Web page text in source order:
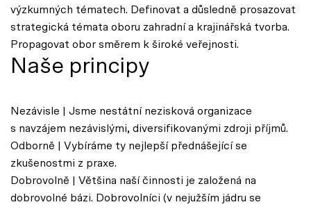
výzkumných tématech. Definovat a důsledně prosazovat
strategická témata oboru zahradní a krajinářská tvorba.
Propagovat obor směrem k široké veřejnosti.
Naše principy
Nezávisle | Jsme nestátní nezisková organizace
s navzájem nezávislými, diversifikovanými zdroji příjmů.
Odborně | Vybíráme ty nejlepší přednášející se
zkušenostmi z praxe.
Dobrovolně | Většina naší činnosti je založená na
dobrovolné bázi. Dobrovolníci (v nejužším jádru se